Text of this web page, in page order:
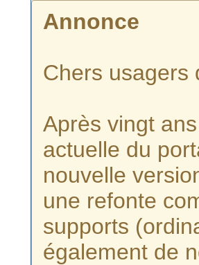
Annonce
Chers usagers
Après vingt
actuelle du
nouvelle
une refonte
supports
également de